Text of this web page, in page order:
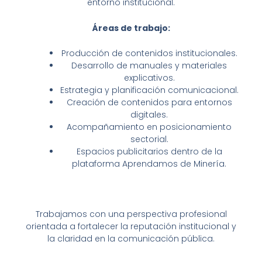
entorno institucional.
Áreas de trabajo:
Producción de contenidos institucionales.
Desarrollo de manuales y materiales
explicativos.
Estrategia y planificación comunicacional.
Creación de contenidos para entornos
digitales.
Acompañamiento en posicionamiento
sectorial.
Espacios publicitarios dentro de la
plataforma Aprendamos de Minería.
Trabajamos con una perspectiva profesional
orientada a fortalecer la reputación institucional y
la claridad en la comunicación pública.